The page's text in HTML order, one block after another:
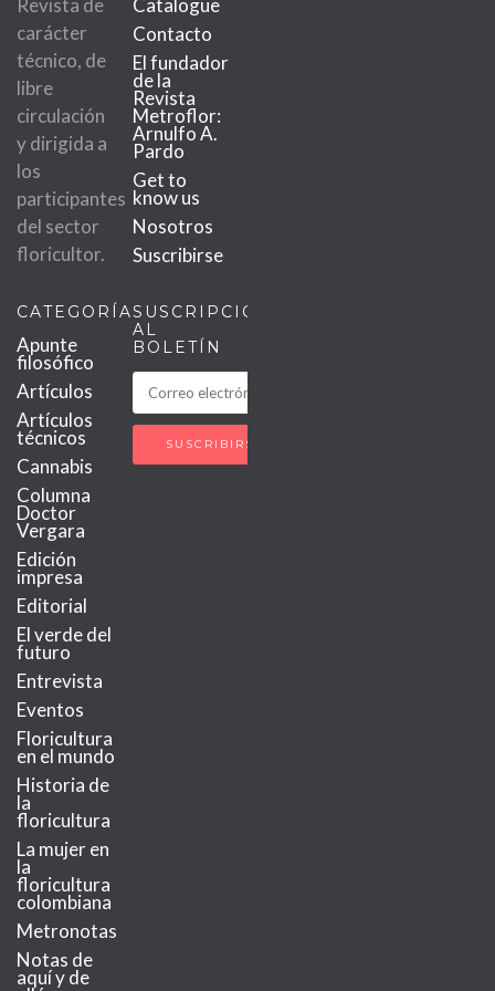
Revista de
carácter
técnico, de
libre
circulación
y dirigida a
los
participantes
del sector
floricultor.
Catalogue
Contacto
El fundador
de la
Revista
Metroflor:
Arnulfo A.
Pardo
Get to
know us
Nosotros
Suscribirse
CATEGORÍAS
Apunte
filosófico
Artículos
Artículos
técnicos
Cannabis
Columna
Doctor
Vergara
Edición
impresa
Editorial
El verde del
futuro
Entrevista
Eventos
Floricultura
en el mundo
Historia de
la
floricultura
La mujer en
la
floricultura
colombiana
Metronotas
Notas de
aquí y de
SUSCRIPCIÓN
AL
BOLETÍN